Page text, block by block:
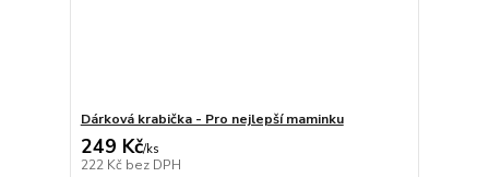
Dárková krabička - Pro nejlepší maminku
249 Kč/ks
222 Kč bez DPH